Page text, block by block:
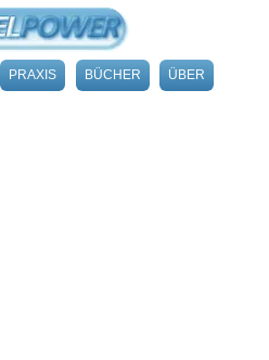
PRAXIS BÜCHER ÜBER